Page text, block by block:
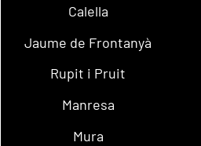
Calella
Jaume de Frontanyà
Rupit i Pruit
Manresa
Mura